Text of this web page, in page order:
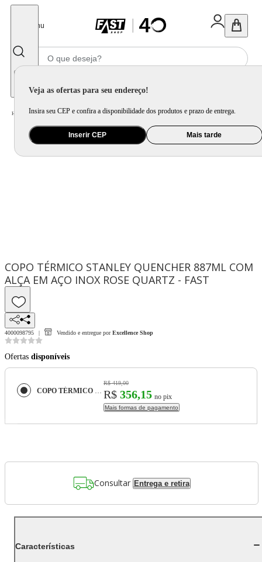
Menu
Veja as ofertas para seu endereço!
Insira seu CEP e confira a disponibilidade dos produtos e prazo de entrega.
Inserir CEP Mais tarde
Home Utilidade Doméstica Mesa / Garrafa Térmica
COPO TÉRMICO STANLEY QUENCHER 887ML COM
ALÇA EM AÇO INOX ROSE QUARTZ - FAST
4000098795 Vendido e entregue por Excellence Shop
Ofertas disponíveis
COPO TÉRMICO STANLEY QUENCHER 887ML COM ALÇA EM AÇO INOX ROSE QUARTZ - FAST
R$ 419,00
R$ 356,15 no pix
Mais formas de pagamento
Consultar Entrega e retira
Características